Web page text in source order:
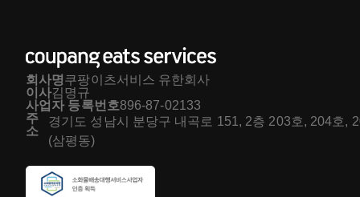
회사명쿠팡이츠서비스 유한회사
이사김명규
사업자 등록번호896-87-02133
주
소
경기도 성남시 분당구 내곡로 151, 2층 203호, 204호,
(삼평동)